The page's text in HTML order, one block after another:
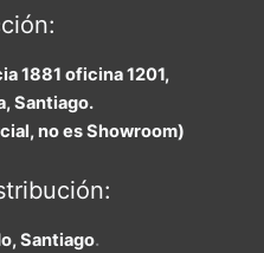
1881 oficina 1201,
Santiago.
no es Showroom)
Santiago.